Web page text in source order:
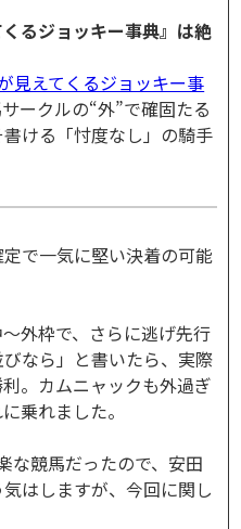
るジョッキー事典』は絶
見えてくるジョッキー事
ークルの“外”で確固たる
ける「忖度なし」の騎手
で一気に堅い決着の可能
外枠で、さらに逃げ先行
なら」と書いたら、実際
。カムニャックも外過ぎ
乗れました。
な競馬だったので、安田
はしますが、今回に関し